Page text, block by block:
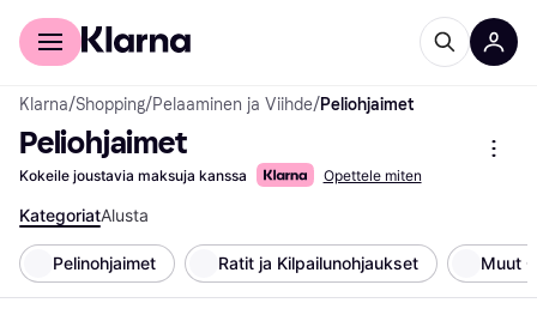
Kuluttajille
Klarna/Shopping/Pelaaminen ja Viihde/Peliohjaimet
Peliohjaimet
Kokeile joustavia maksuja kanssa Opettele miten
KategoriatAlusta
Pelinohjaimet Ratit ja Kilpailunohjaukset Muut